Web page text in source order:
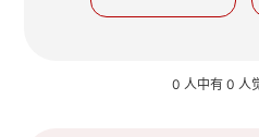
0 人中有 0 人